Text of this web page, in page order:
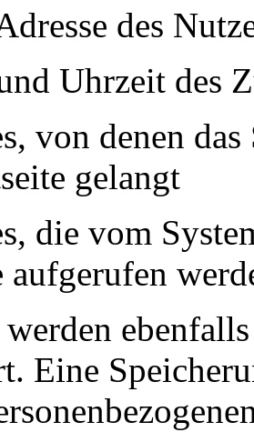
des
Uhrzeit des
von denen
gelangt
die vom
aufgerufen
Eine